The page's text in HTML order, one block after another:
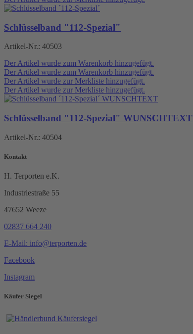
Schlüsselband "112-Spezial"
Artikel-Nr.: 40503
Der Artikel wurde zum Warenkorb hinzugefügt.
Der Artikel wurde zum Warenkorb hinzugefügt.
Der Artikel wurde zur Merkliste hinzugefügt.
Der Artikel wurde zur Merkliste hinzugefügt.
Schlüsselband "112-Spezial" WUNSCHTEXT
Artikel-Nr.: 40504
Kontakt
H. Terporten e.K.
Industriestraße 55
47652 Weeze
02837 664 240
E-Mail: info@terporten.de
Facebook
Instagram
Käufer Siegel